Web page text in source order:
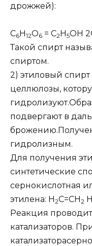
дрожжей):
C6H12O6 = C2H5OH
Такой спирт
спиртом.
2) этиловый
целлюлозы,
гидролизуют.
подвергают в
брожению.
гидролизным.
Для получения
синтетические
сернокислотная
этилена: H2C=CH2 H
Реакция
катализаторов.
катализатора